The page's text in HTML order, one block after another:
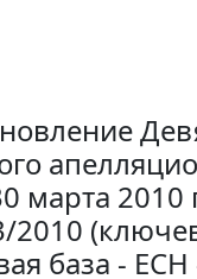
марта 2010
2010
база -